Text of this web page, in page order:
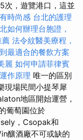
次，遊覽港口，這並
時尚感 台北的護理
如何辦理台胞證，
薦 法令紋醫美療程，
最適合的餐飲方案
麗 如何申請菲律賓
作原理 唯一的區別
現場民間小提琴犀
地區開始運營，
葡萄園位於
，Csopak和
釀酒廠不可或缺的